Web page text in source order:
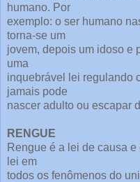
humano. Por
exemplo: o ser humano
torna-se um
jovem, depois um idoso e
uma
inquebrável lei regulando
jamais pode
nascer adulto ou escapar
RENGUE
Rengue é a lei de causa
lei em
todos os fenômenos do